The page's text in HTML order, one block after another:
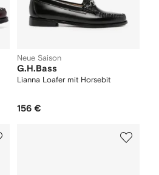
Neue Saison
G.H.Bass
Lianna Loafer mit Horsebit
156 €